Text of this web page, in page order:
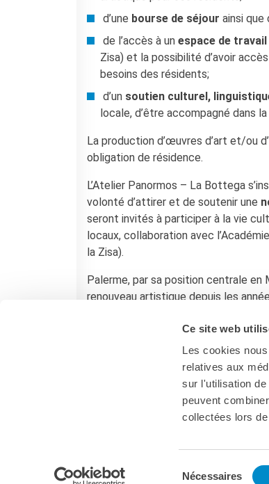
Ce site web
Les cookies
relatives aux
sur l'utilisation
peuvent
collectées lors
Nécessaires
d’une bourse de séjour ainsi que
de l’accès à unespace de travail
Zisa) et la possibilité d’avoir
besoins des résidents;
d’un soutien culturel,
locale, d’être accompagné dans
La production d’œuvres d’art et/ou
obligation de résidence.
L’Atelier Panormos – La Bottega
volonté d’attirer et de soutenir une
seront invités à participer à la vie
locaux, collaboration avec
la Zisa).
Palerme, par sa position centrale en
renouveau artistique depuis les